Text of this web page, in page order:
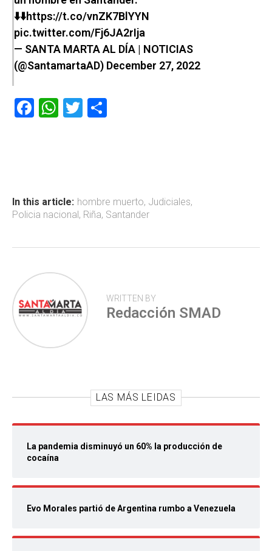
⬇️⬇️https://t.co/vnZK7BlYYN
pic.twitter.com/Fj6JA2rIja
— SANTA MARTA AL DÍA | NOTICIAS
(@SantamartaAD) December 27, 2022
F
ok
W
p
p
T
tir
In this article: hombre muerto, Judiciales,
Policia nacional , Riña, Santander
WRITTEN BY
Redacción SMAD
LAS MÁS LEIDAS
La pandemia disminuyó un 60% la producción de
cocaína
Evo Morales partió de Argentina rumbo a Venezuela